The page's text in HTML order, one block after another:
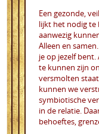
Een gezonde,
lijkt het nodig te
aanwezig
Alleen en
je op jezelf
te kunnen zijn
versmolten
kunnen we
symbiotische
in de relatie.
behoeftes,